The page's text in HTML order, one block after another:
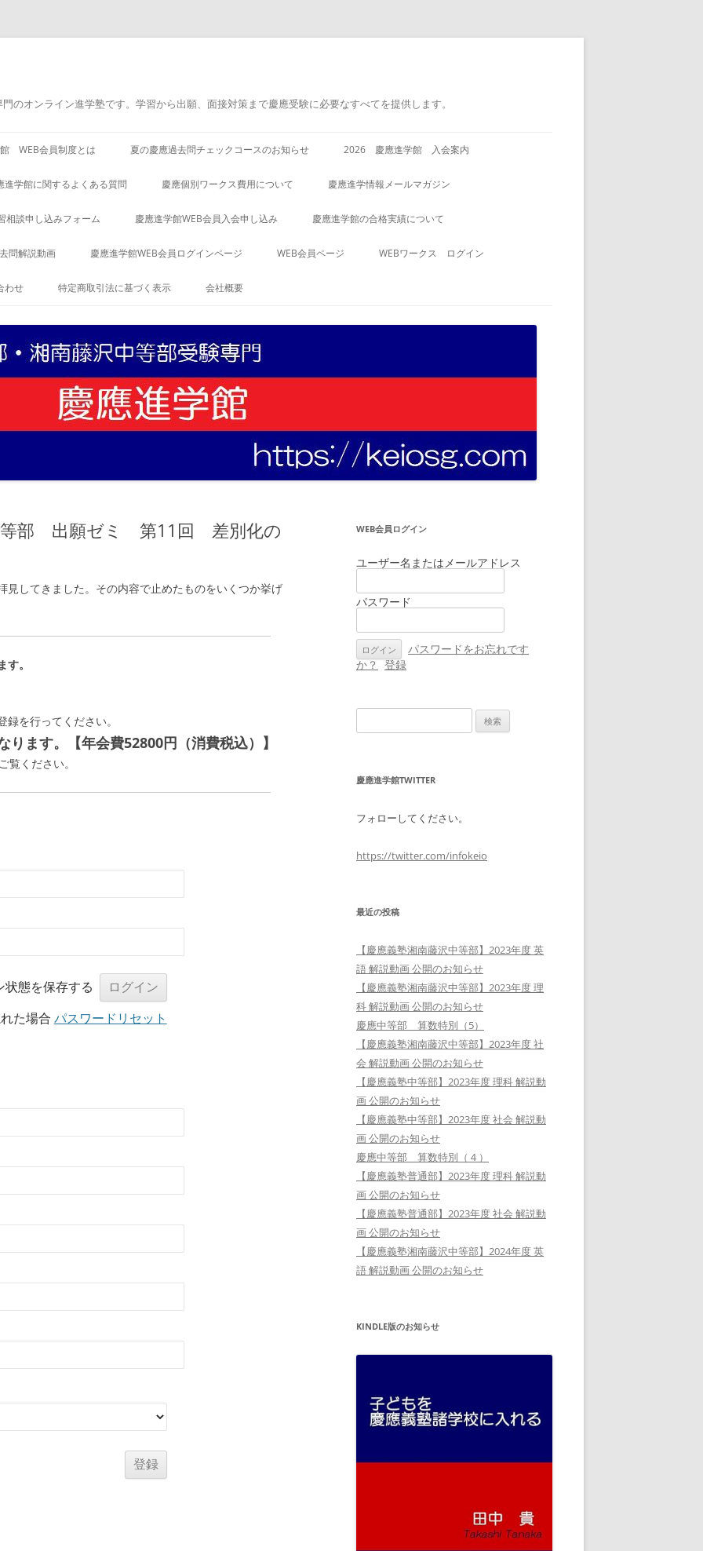
のオンライン進学塾です。学習から出願、面接対策まで慶應受験に必要なすべてを提供します。
WEB会員制度とは 夏の慶應過去問チェックコースのお知らせ 2026 慶應進学館 入会案内
進学館に関するよくある質問 慶應個別ワークス費用について 慶應進学情報メールマガジン
相談申し込みフォーム 慶應進学館WEB会員入会申し込み 慶應進学館の合格実績について
問解説動画 慶應進学館WEB会員ログインページ WEB会員ページ WEBワークス ログイン
わせ 特定商取引法に基づく表示 会社概要
等部 出願ゼミ 第11回 差別化の
見してきました。その内容で止めたものをいくつか挙げ
。
を行ってください。
ます。【年会費52800円（消費税込）】
覧ください。
状態を保存する
た場合 パスワードリセット
WEB会員ログイン
ユーザー名またはメールアドレス
パスワード
パスワードをお忘れです
か？ 登録
索:
慶應進学館TWITTER
フォローしてください。
https://twitter.com/infokeio
最近の投稿
【慶應義塾湘南藤沢中等部】2023年度 英
語 解説動画 公開のお知らせ
【慶應義塾湘南藤沢中等部】2023年度 理
科 解説動画 公開のお知らせ
慶應中等部 算数特別（5）
【慶應義塾湘南藤沢中等部】2023年度 社
会 解説動画 公開のお知らせ
【慶應義塾中等部】2023年度 理科 解説動
画 公開のお知らせ
【慶應義塾中等部】2023年度 社会 解説動
画 公開のお知らせ
慶應中等部 算数特別（４）
【慶應義塾普通部】2023年度 理科 解説動
画 公開のお知らせ
【慶應義塾普通部】2023年度 社会 解説動
画 公開のお知らせ
【慶應義塾湘南藤沢中等部】2024年度 英
語 解説動画 公開のお知らせ
KINDLE版のお知らせ